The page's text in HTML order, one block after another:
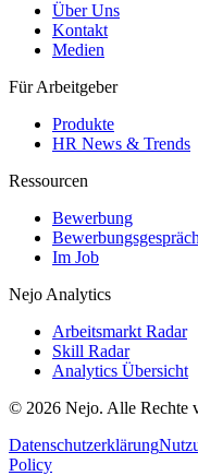
Über Uns
Kontakt
Medien
Für Arbeitgeber
Produkte
HR News & Trends
Ressourcen
Bewerbung
Bewerbungsgespräch
Im Job
Nejo Analytics
Arbeitsmarkt Radar
Skill Radar
Analytics Übersicht
© 2026 Nejo. Alle Rechte
Datenschutzerklärung
Policy